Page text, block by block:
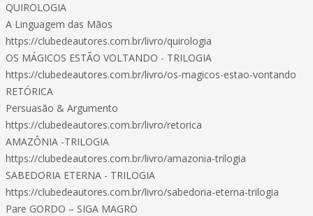
QUIROLOGIA
A Linguagem das Mãos
https://clubedeautores.com.br/livro/quirologia
OS MÁGICOS ESTÃO VOLTANDO - TRILOGIA
https://clubedeautores.com.br/livro/os-magicos-estao-vontando
RETÓRICA
Persuasão & Argumento
https://clubedeautores.com.br/livro/retorica
AMAZÔNIA -TRILOGIA
https://clubedeautores.com.br/livro/amazonia-trilogia
SABEDORIA ETERNA - TRILOGIA
https://clubedeautores.com.br/livro/sabedoria-eterna-trilogia
Pare GORDO – SIGA MAGRO